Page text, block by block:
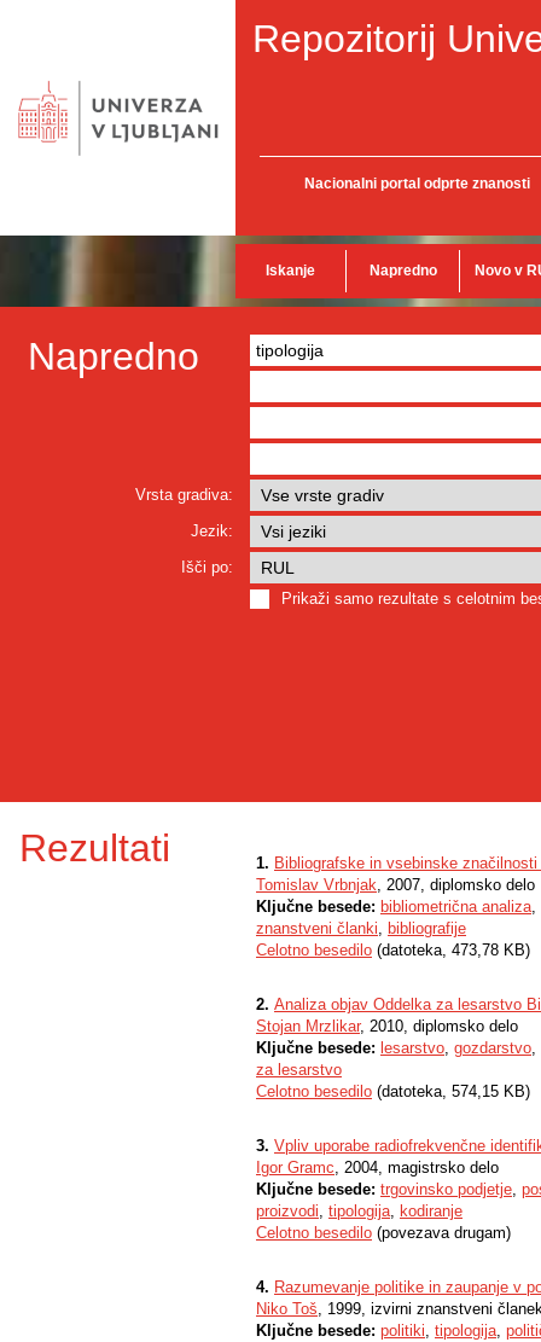
Repozitorij
Nacionalni portal odprte znanosti
Iskanje Napredno Novo v
Napredno
Vrsta gradiva:
Jezik:
Išči po:
Prikaži samo rezultate s celotnim
Rezultati 1. Bibliografske in vsebinske
Tomislav Vrbnjak, 2007, diplomsko delo
Ključne besede: bibliometrična analiza,
znanstveni članki, bibliografije
Celotno besedilo (datoteka, 473,78 KB)
2. Analiza objav Oddelka za lesarstvo
Stojan Mrzlikar, 2010, diplomsko delo
Ključne besede: lesarstvo, gozdarstvo,
za lesarstvo
Celotno besedilo (datoteka, 574,15 KB)
3. Vpliv uporabe radiofrekvenčne
Igor Gramc, 2004, magistrsko delo
Ključne besede: trgovinsko podjetje,
proizvodi, tipologija, kodiranje
Celotno besedilo (povezava drugam)
4. Razumevanje politike in zaupanje v
Niko Toš, 1999, izvirni znanstveni
Ključne besede: politiki, tipologija,